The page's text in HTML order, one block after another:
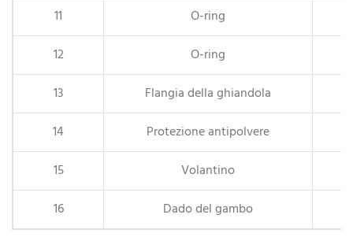
11
O-ring
12
O-ring
13
Flangia della ghiandola
14
Protezione antipolvere
15
Volantino
16
Dado del gambo